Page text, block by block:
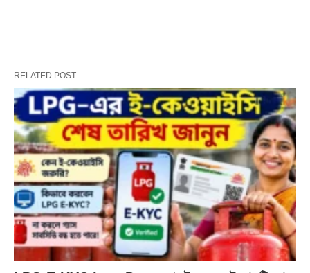
RELATED POST